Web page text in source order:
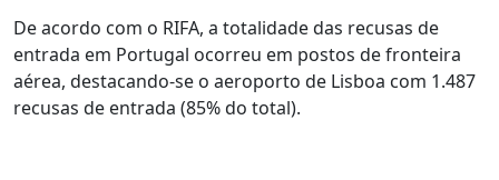
De acordo com o RIFA, a totalidade das recusas de
entrada em Portugal ocorreu em postos de fronteira
aérea, destacando-se o aeroporto de Lisboa com 1.487
recusas de entrada (85% do total).